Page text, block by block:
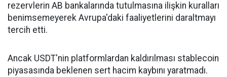
rezervlerin AB bankalarında tutulmasına ilişkin kuralları
benimsemeyerek Avrupa'daki faaliyetlerini daraltmayı
tercih etti.
Ancak USDT'nin platformlardan kaldırılması stablecoin
piyasasında beklenen sert hacim kaybını yaratmadı.